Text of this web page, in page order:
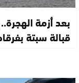
بعد أزمة
قبالة سبتة